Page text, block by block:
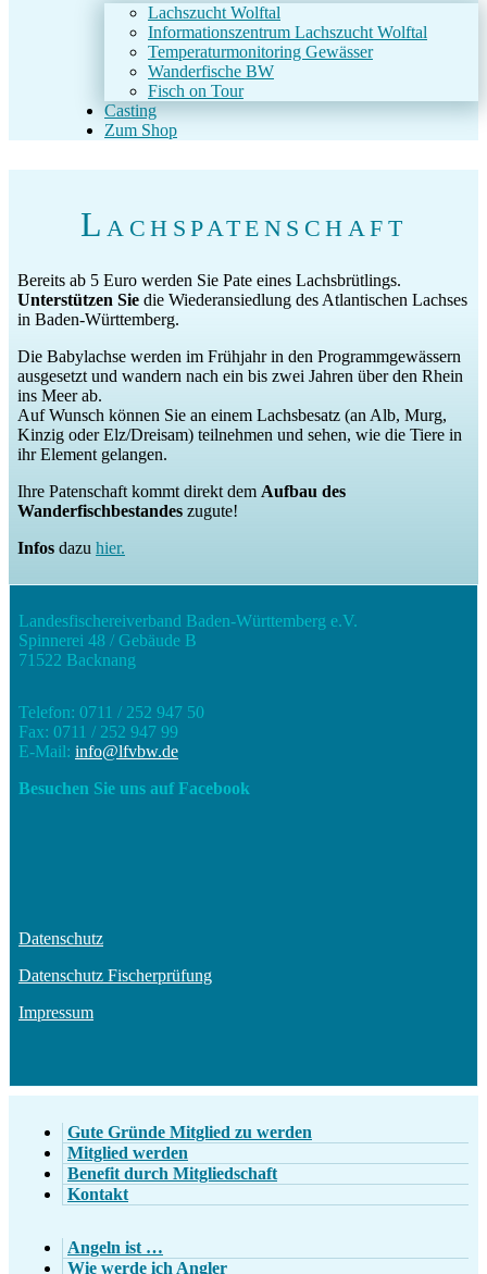
Lachszucht Wolftal
Informationszentrum Lachszucht Wolftal
Temperaturmonitoring Gewässer
Wanderfische BW
Fisch on Tour
Casting
Zum Shop
Lachspatenschaft
Bereits ab 5 Euro werden Sie Pate eines Lachsbrütlings.
Unterstützen Sie die Wiederansiedlung des Atlantischen Lachses
in Baden-Württemberg.
Die Babylachse werden im Frühjahr in den Programmgewässern
ausgesetzt und wandern nach ein bis zwei Jahren über den Rhein
ins Meer ab.
Auf Wunsch können Sie an einem Lachsbesatz (an Alb, Murg,
Kinzig oder Elz/Dreisam) teilnehmen und sehen, wie die Tiere in
ihr Element gelangen.
Ihre Patenschaft kommt direkt dem Aufbau des
Wanderfischbestandes zugute!
Infos dazu hier.
Landesfischereiverband Baden-Württemberg e.V.
Spinnerei 48 / Gebäude B
71522 Backnang
Telefon: 0711 / 252 947 50
Fax: 0711 / 252 947 99
E-Mail: info@lfvbw.de
Besuchen Sie uns auf Facebook
Datenschutz
Datenschutz Fischerprüfung
Impressum
Gute Gründe Mitglied zu werden
Mitglied werden
Benefit durch Mitgliedschaft
Kontakt
Angeln ist …
Wie werde ich Angler